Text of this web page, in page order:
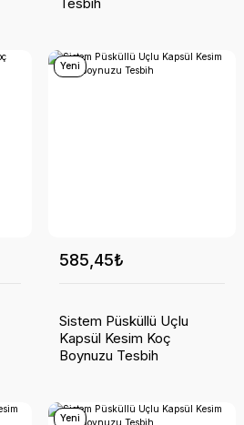
Yeni
585,45₺
Sistem Püsküllü Uçlu
Kapsül Kesim Koç
Boynuzu Tesbih
Yeni